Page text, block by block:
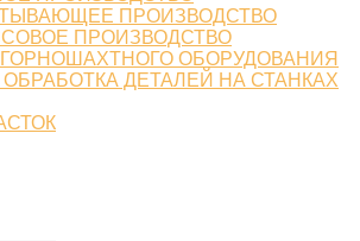
ПРОИЗВОДСТВО
ПРОИЗВОДСТВО
ОБОРУДОВАНИЯ
ДЕТАЛЕЙ НА СТАНКАХ